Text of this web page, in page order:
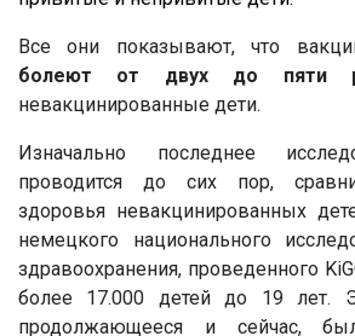
Все они показывают, что
болеют от двух до пяти
невакцинированные дети.
Изначально последнее
проводится до сих пор,
здоровья невакцинированных
немецкого национального
здравоохранения, проведенного
более 17.000 детей до 19 лет.
продолжающееся и сейчас,